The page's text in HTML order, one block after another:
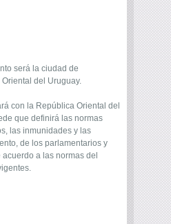
será la ciudad de
del Uruguay.
con la República Oriental del
que definirá las normas
las inmunidades y las
de los parlamentarios y
a las normas del